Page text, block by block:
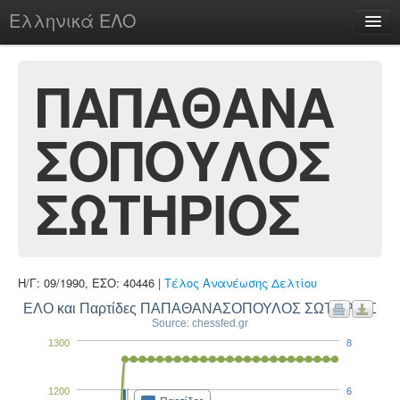
Ελληνικά ΕΛΟ
chesstu.be @ discord
Login
ΠΑΠΑΘΑΝΑ
ΣΟΠΟΥΛΟΣ
ΣΩΤΗΡΙΟΣ
Η/Γ: 09/1990, ΕΣΟ: 40446 | Τέλος Ανανέωσης Δελτίου
ΕΛΟ και Παρτίδες ΠΑΠΑΘΑΝΑΣΟΠΟΥΛΟΣ ΣΩΤΗΡΙΟΣ
Source: chessfed.gr
1200
1300
6
8